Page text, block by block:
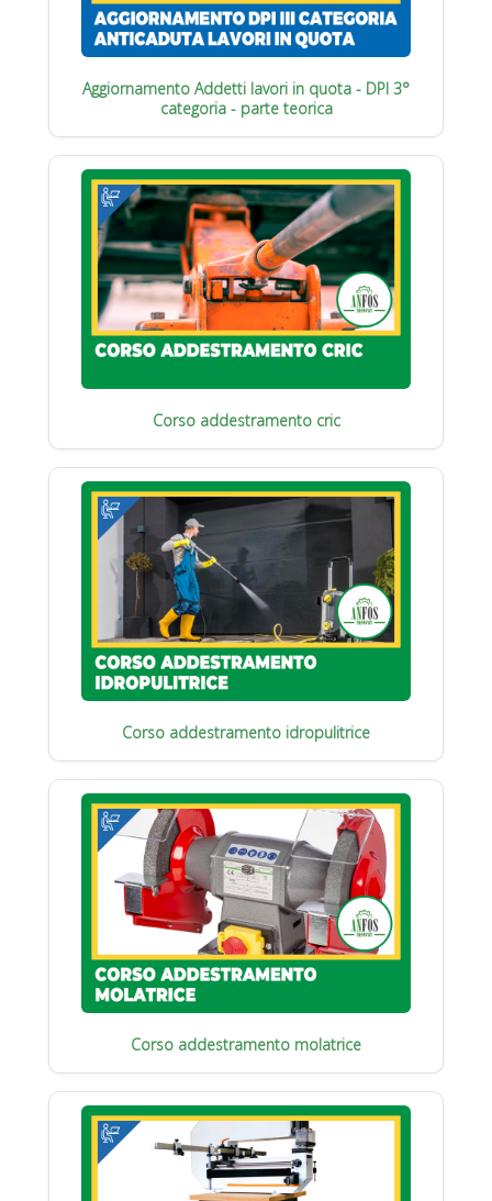
Aggiornamento Addetti lavori in quota - DPI 3°
categoria - parte teorica
Corso addestramento cric
Corso addestramento idropulitrice
Corso addestramento molatrice